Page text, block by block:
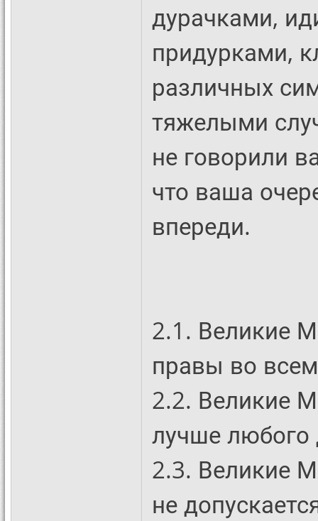
дурачками,
придурками,
различных
тяжелыми
не говорили
что ваша
впереди.
2.1. Великие
правы во
2.2. Великие
лучше любого
2.3. Великие
не